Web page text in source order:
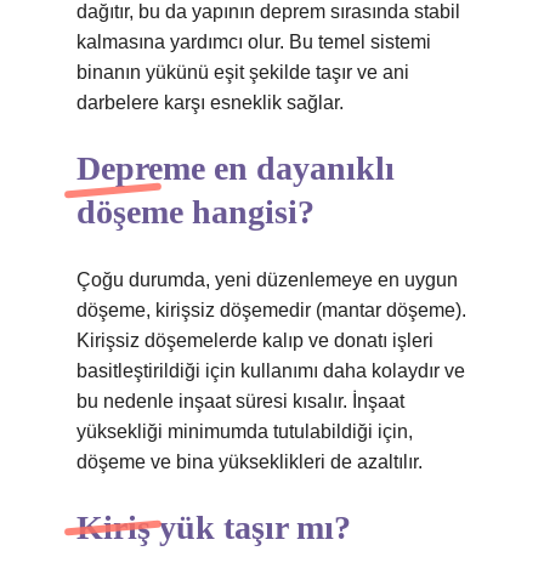
dağıtır, bu da yapının deprem sırasında stabil
kalmasına yardımcı olur. Bu temel sistemi
binanın yükünü eşit şekilde taşır ve ani
darbelere karşı esneklik sağlar.
Depreme en dayanıklı
döşeme hangisi?
Çoğu durumda, yeni düzenlemeye en uygun
döşeme, kirişsiz döşemedir (mantar döşeme).
Kirişsiz döşemelerde kalıp ve donatı işleri
basitleştirildiği için kullanımı daha kolaydır ve
bu nedenle inşaat süresi kısalır. İnşaat
yüksekliği minimumda tutulabildiği için,
döşeme ve bina yükseklikleri de azaltılır.
Kiriş yük taşır mı?